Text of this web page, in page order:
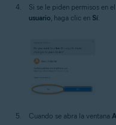
Si se le piden permisos en
usuario, haga clic en Sí.
Cuando se abra la ventana